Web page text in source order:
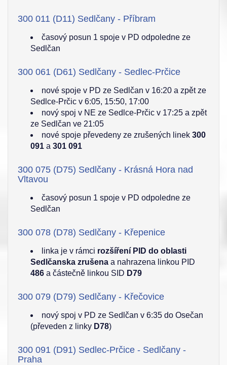
300 011 (D11) Sedlčany - Příbram
časový posun 1 spoje v PD odpoledne ze
Sedlčan
300 061 (D61) Sedlčany - Sedlec-Prčice
nové spoje v PD ze Sedlčan v 16:20 a zpět ze
Sedlce-Prčic v 6:05, 15:50, 17:00
nový spoj v NE ze Sedlce-Prčic v 17:25 a zpět
ze Sedlčan ve 21:05
nové spoje převedeny ze zrušených linek 300
091 a 301 091
300 075 (D75) Sedlčany - Krásná Hora nad
Vltavou
časový posun 1 spoje v PD odpoledne ze
Sedlčan
300 078 (D78) Sedlčany - Křepenice
linka je v rámci rozšíření PID do oblasti
Sedlčanska zrušena a nahrazena linkou PID
486 a částečně linkou SID D79
300 079 (D79) Sedlčany - Křečovice
nový spoj v PD ze Sedlčan v 6:35 do Osečan
(převeden z linky D78)
300 091 (D91) Sedlec-Prčice - Sedlčany -
Praha